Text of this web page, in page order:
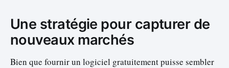
Une stratégie pour capturer de
nouveaux marchés
Bien que fournir un logiciel gratuitement puisse sembler